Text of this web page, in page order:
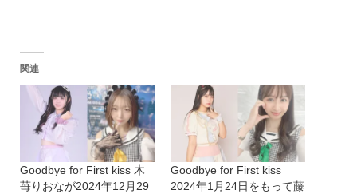
関連
Goodbye for First kiss 木
苺りおなが2024年12月29
Goodbye for First kiss
2024年1月24日をもって藤